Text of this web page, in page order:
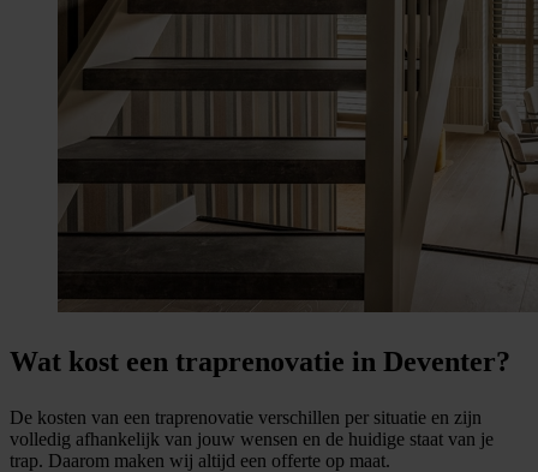
Wat kost een traprenovatie in Deventer?
De kosten van een traprenovatie verschillen per situatie en zijn
volledig afhankelijk van jouw wensen en de huidige staat van je
trap. Daarom maken wij altijd een offerte op maat.